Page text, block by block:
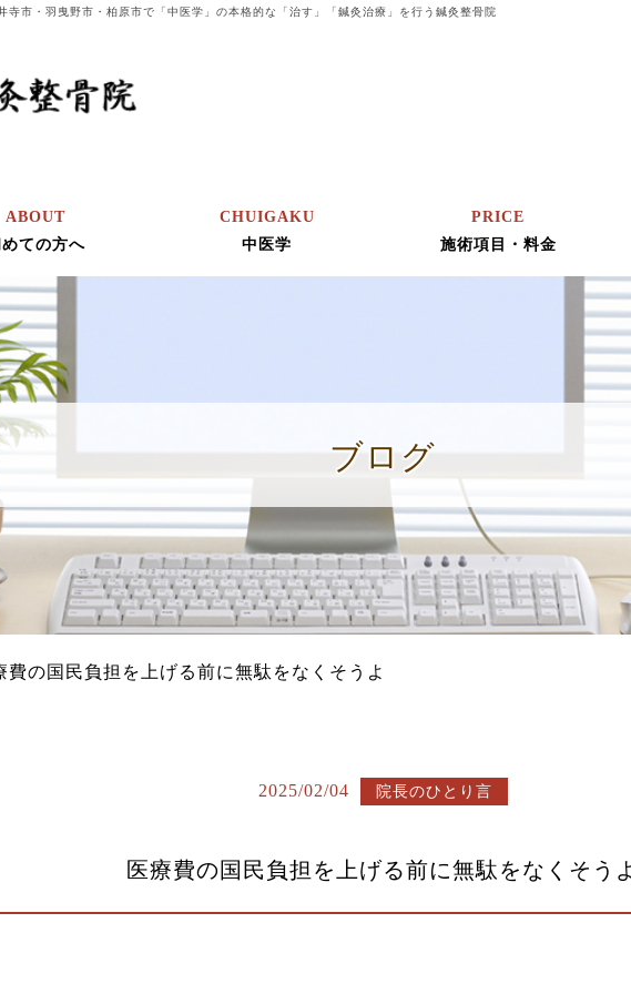
市・羽曳野市・柏原市で「中医学」の本格的な「治す」「鍼灸治療」を行う鍼灸整骨院
ABOUT
めての方へ
CHUIGAKU
中医学
PRICE
施術項目・料金
ブログ
費の国民負担を上げる前に無駄をなくそうよ
2025/02/04 院長のひとり言
医療費の国民負担を上げる前に無駄をなくそう